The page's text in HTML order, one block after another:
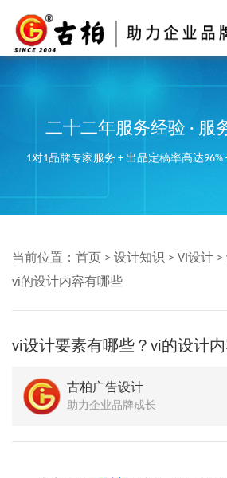
二十二年服务经验 · 服
1对1品牌专家服务 + 出品定稿率高达96%
当前位置： 首页 > 设计知识 > VI设计 >
vi的设计内容有哪些
vi设计要素有哪些？vi的设计
古柏广告设计
助力企业品牌成长